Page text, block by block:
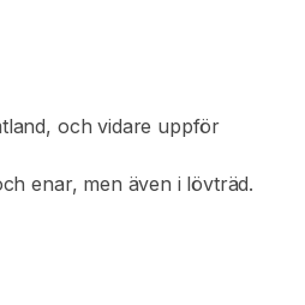
och vidare uppför
enar, men även i lövträd.